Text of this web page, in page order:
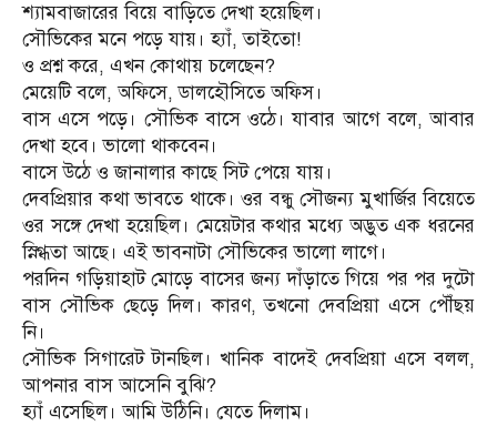
শ্যামবাজারের বিয়ে বাড়িতে দেখা হয়েছিল।
সৌভিকের মনে পড়ে যায়। হ্যাঁ, তাইতো!
ও প্রশ্ন করে, এখন কোথায় চলেছেন?
মেয়েটি বলে, অফিসে, ডালহৌসিতে অফিস।
বাস এসে পড়ে। সৌভিক বাসে ওঠে। যাবার আগে বলে, আবার
দেখা হবে। ভালো থাকবেন।
বাসে উঠে ও জানালার কাছে সিট পেয়ে যায়।
দেবপ্রিয়ার কথা ভাবতে থাকে। ওর বন্ধু সৌজন্য মুখার্জির বিয়েতে
ওর সঙ্গে দেখা হয়েছিল। মেয়েটার কথার মধ্যে অদ্ভুত এক ধরনের
স্নিগ্ধতা আছে। এই ভাবনাটা সৌভিকের ভালো লাগে।
পরদিন গড়িয়াহাট মোড়ে বাসের জন্য দাঁড়াতে গিয়ে পর পর দুটো
বাস সৌভিক ছেড়ে দিল। কারণ, তখনো দেবপ্রিয়া এসে পৌঁছয়
নি।
সৌভিক সিগারেট টানছিল। খানিক বাদেই দেবপ্রিয়া এসে বলল,
আপনার বাস আসেনি বুঝি?
হ্যাঁ এসেছিল। আমি উঠিনি। যেতে দিলাম।